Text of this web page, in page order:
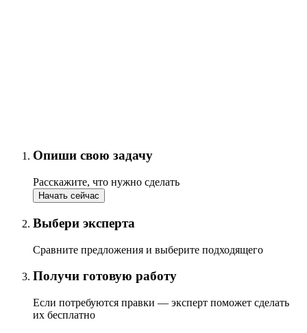
Опиши свою задачу
Расскажите, что нужно сделать
Начать сейчас
Выбери эксперта
Сравните предложения и выберите подходящего
Получи готовую работу
Если потребуются правки — эксперт поможет сделать
их бесплатно